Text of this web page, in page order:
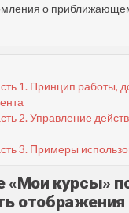
о
1. Принцип работы,
2. Управление
3. Примеры
«Мои курсы»
отображения